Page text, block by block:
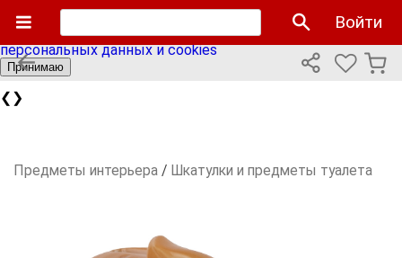
Мы используем cookies файлы для улучшения работы
сайта и персонализации. Продолжая пользоваться сайтом
вы соглашаетесь с нашейполитикой использования
персональных данных и cookies
Принимаю
❮ ❯
Войти
Предметы интерьера / Шкатулки и предметы туалета